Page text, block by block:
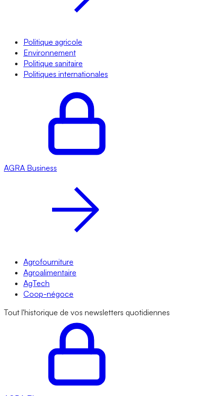
Politique agricole
Environnement
Politique sanitaire
Politiques internationales
AGRA Business
Agrofourniture
Agroalimentaire
AgTech
Coop-négoce
Tout l'historique de vos newsletters quotidiennes